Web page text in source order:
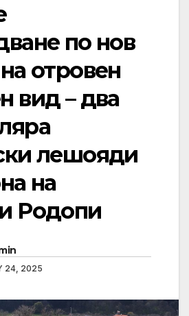
по нов
отровен
вид – два
лешояди
на
Родопи
24, 2025